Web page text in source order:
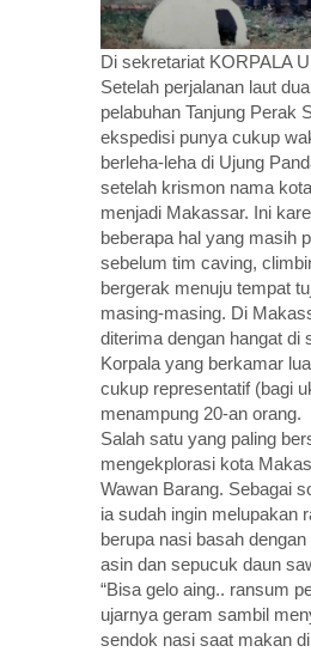
Di sekretariat KORPALA
Setelah perjalanan laut
pelabuhan Tanjung Perak
ekspedisi punya cukup
berleha-leha di Ujung
setelah krismon nama
menjadi Makassar. Ini
beberapa hal yang masih
sebelum tim caving,
bergerak menuju tempat
masing-masing. Di
diterima dengan hangat di
Korpala yang berkamar
cukup representatif (bagi
menampung 20-an orang.
Salah satu yang paling
mengekplorasi kota
Wawan Barang. Sebagai
ia sudah ingin melupakan
berupa nasi basah
asin dan sepucuk daun
“Bisa gelo aing.. ransum
ujarnya geram sambil
sendok nasi saat makan